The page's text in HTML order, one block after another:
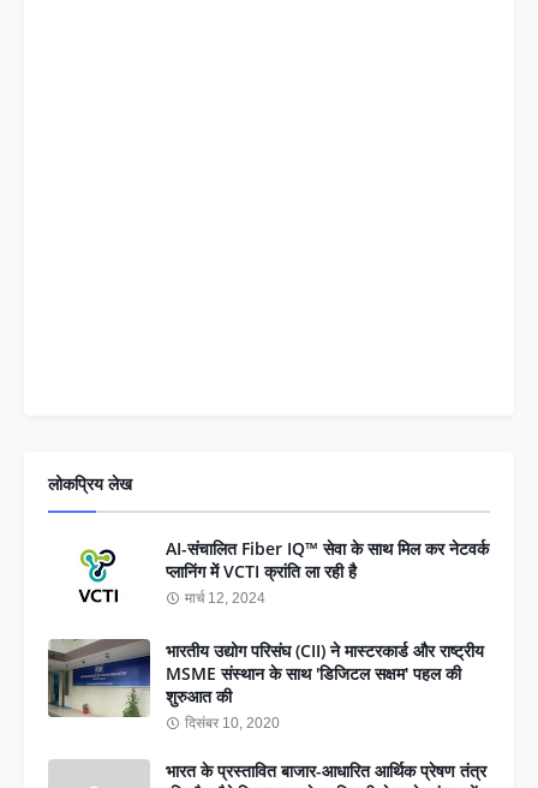
लोकप्रिय लेख
AI-संचालित Fiber IQ™ सेवा के साथ मिल कर नेटवर्क
प्लानिंग में VCTI क्रांति ला रही है
मार्च 12, 2024
भारतीय उद्योग परिसंघ (CII) ने मास्टरकार्ड और राष्ट्रीय
MSME संस्थान के साथ 'डिजिटल सक्षम' पहल की
शुरुआत की
दिसंबर 10, 2020
भारत के प्रस्तावित बाजार-आधारित आर्थिक प्रेषण तंत्र